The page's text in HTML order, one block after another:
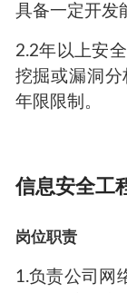
具备一定开发
2.2年以上安
挖掘或漏洞
年限限制。
信息安全工
岗位职责
1.负责公司网